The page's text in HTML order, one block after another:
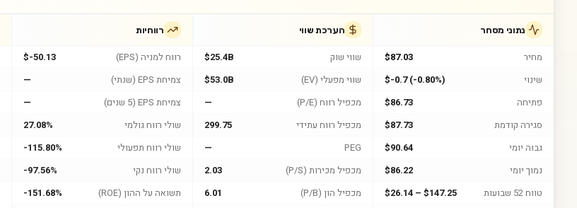
נתוני מסחר
מחיר
$87.03
שינוי
$-0.7 (-0.80%)
פתיחה
$86.73
סגירה קודמת
$87.73
גבוה יומי
$90.64
נמוך יומי
$86.22
טווח 52 שבועות
$26.14 – $147.25
הערכת שווי
שווי שוק
$25.4B
שווי מפעלי (EV)
$53.0B
מכפיל רווח (P/E)
—
מכפיל רווח עתידי
299.75
PEG
—
מכפיל מכירות (P/S)
2.03
מכפיל הון (P/B)
6.01
רווחיות
רווח למניה (EPS)
$-50.13
צמיחת EPS (שנתי)
—
צמיחת EPS (5 שנים)
—
שולי רווח גולמי
27.08%
שולי רווח תפעולי
-115.80%
שולי רווח נקי
-97.56%
תשואה על ההון (ROE)
-151.68%